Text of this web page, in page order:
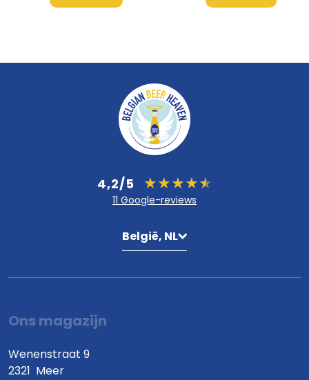
4,2/5
11 Google-reviews
België, NL
Ons magazijn
Wenenstraat 9
2321 Meer